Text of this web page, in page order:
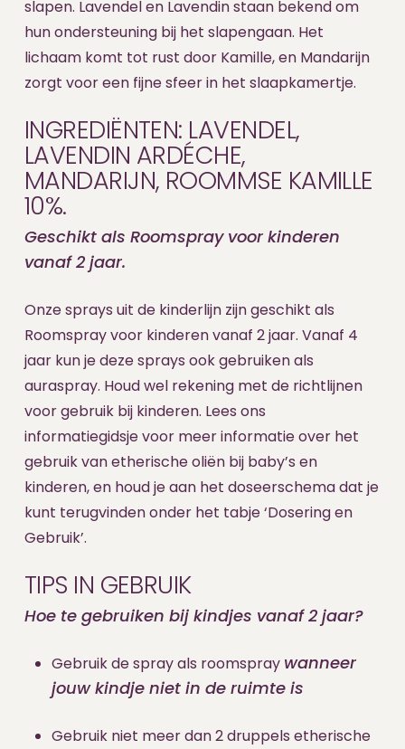
slapen. Lavendel en Lavendin staan bekend om
hun ondersteuning bij het slapengaan. Het
lichaam komt tot rust door Kamille, en Mandarijn
zorgt voor een fijne sfeer in het slaapkamertje.
INGREDIËNTEN: LAVENDEL,
LAVENDIN ARDÉCHE,
MANDARIJN, ROOMMSE KAMILLE
10%.
Geschikt als Roomspray voor kinderen
vanaf 2 jaar.
Onze sprays uit de kinderlijn zijn geschikt als
Roomspray voor kinderen vanaf 2 jaar. Vanaf 4
jaar kun je deze sprays ook gebruiken als
auraspray. Houd wel rekening met de richtlijnen
voor gebruik bij kinderen. Lees ons
informatiegidsje voor meer informatie over het
gebruik van etherische oliën bij baby’s en
kinderen, en houd je aan het doseerschema dat je
kunt terugvinden onder het tabje ‘Dosering en
Gebruik’.
TIPS IN GEBRUIK
Hoe te gebruiken bij kindjes vanaf 2 jaar?
Gebruik de spray als roomspray wanneer
jouw kindje niet in de ruimte is
Gebruik niet meer dan 2 druppels etherische